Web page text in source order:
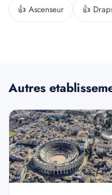
👍 Ascenseur 👍
Autres